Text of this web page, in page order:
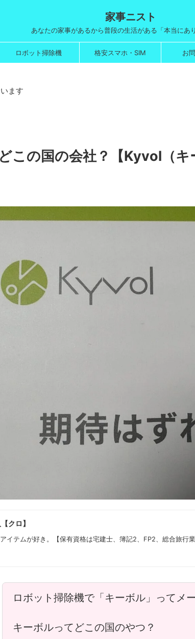
家事ニスト
あなたの家事があるから普段の生活がある「本当にあ
ロボット掃除機 格安スマホ・SIM お
ます
この国の会社？【Kyvol（
クロ】
イテムが好き。【保有資格は宅建士、簿記2、FP2、総合旅行
ロボット掃除機で「キーボル」ってメ
キーボルってどこの国のやつ？